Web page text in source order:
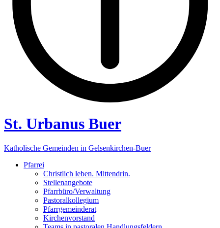
St. Urbanus Buer
Katholische Gemeinden in Gelsenkirchen-Buer
Pfarrei
Christlich leben. Mittendrin.
Stellenangebote
Pfarrbüro/Verwaltung
Pastoralkollegium
Pfarrgemeinderat
Kirchenvorstand